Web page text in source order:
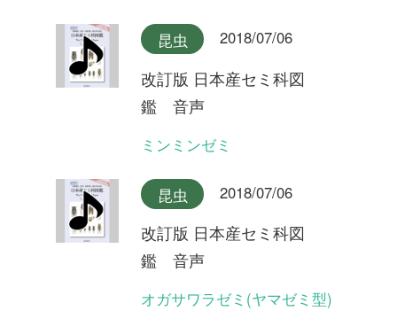
鑑 音声
クロイワツクツク大隅半島産
昆虫 2018/07/06
改訂版 日本産セミ科図
クロイワツクツク奄美大島産
昆虫 2018/07/06
改訂版 日本産セミ科図
鑑 音声